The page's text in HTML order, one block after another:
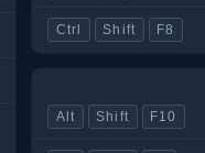
Ctrl Shift F8
Alt Shift F10